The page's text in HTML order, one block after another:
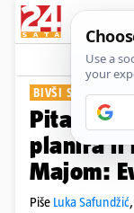
BIVŠI SUPRUG
Pitali
planira li
Majom:
Piše Luka Safundžić,